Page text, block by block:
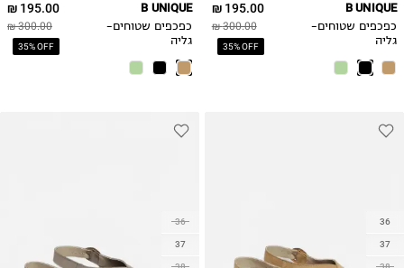
195.00 ₪
300.00 ₪
35% OFF
B UNIQUE
כפכפים שטוחים-
גליה
195.00 ₪
300.00 ₪
35% OFF
B UNIQUE
כפכפים שטוחים-
גליה
36
37
36
37